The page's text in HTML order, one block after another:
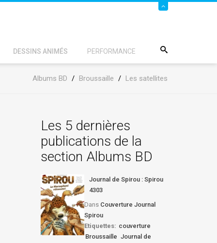
DESSINS ANIMÉS PERFORMANCE
Albums BD / Broussaille / Les satellites
Les 5 dernières
publications de la
section Albums BD
Journal de Spirou : Spirou
4303
Dans Couverture Journal
Spirou
Etiquettes: couverture
Broussaille Journal de